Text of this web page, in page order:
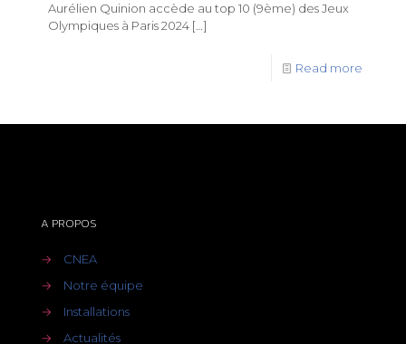
Aurélien Quinion accède au top 10 (9ème) des Jeux
Olympiques à Paris 2024 […]
Read more
A PROPOS
→
CNEA
→
Notre équipe
→
Installations
→
Actualités